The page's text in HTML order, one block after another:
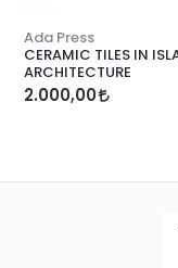
Ada Press
CERAMIC TILES IN
ARCHITECTURE
2.000,00